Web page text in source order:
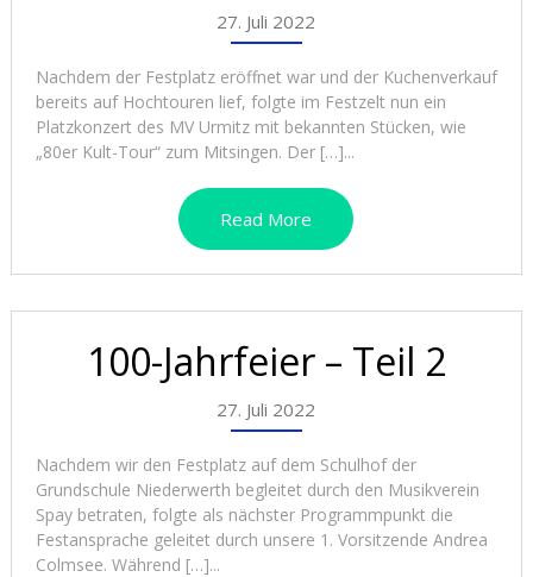
27. Juli 2022
Nachdem der Festplatz eröffnet war und der Kuchenverkauf
bereits auf Hochtouren lief, folgte im Festzelt nun ein
Platzkonzert des MV Urmitz mit bekannten Stücken, wie
„80er Kult-Tour“ zum Mitsingen. Der […]...
Read More
100-Jahrfeier – Teil 2
27. Juli 2022
Nachdem wir den Festplatz auf dem Schulhof der
Grundschule Niederwerth begleitet durch den Musikverein
Spay betraten, folgte als nächster Programmpunkt die
Festansprache geleitet durch unsere 1. Vorsitzende Andrea
Colmsee. Während […]...